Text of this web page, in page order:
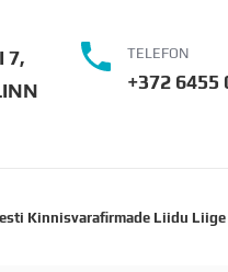
7,
TELEFON
+372 6455
Kinnisvarafirmade Liidu Liige